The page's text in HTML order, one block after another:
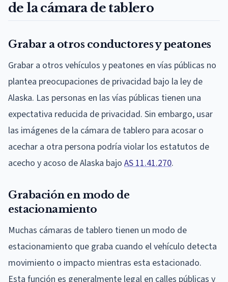
de la cámara de tablero
Grabar a otros conductores y peatones
Grabar a otros vehículos y peatones en vías públicas no
plantea preocupaciones de privacidad bajo la ley de
Alaska. Las personas en las vías públicas tienen una
expectativa reducida de privacidad. Sin embargo, usar
las imágenes de la cámara de tablero para acosar o
acechar a otra persona podría violar los estatutos de
acecho y acoso de Alaska bajo AS 11.41.270.
Grabación en modo de
estacionamiento
Muchas cámaras de tablero tienen un modo de
estacionamiento que graba cuando el vehículo detecta
movimiento o impacto mientras esta estacionado.
Esta función es generalmente legal en calles públicas y